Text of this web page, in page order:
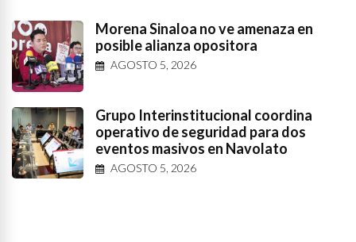
Morena Sinaloa no ve amenaza en
posible alianza opositora
AGOSTO 5, 2026
Grupo Interinstitucional coordina
operativo de seguridad para dos
eventos masivos en Navolato
AGOSTO 5, 2026